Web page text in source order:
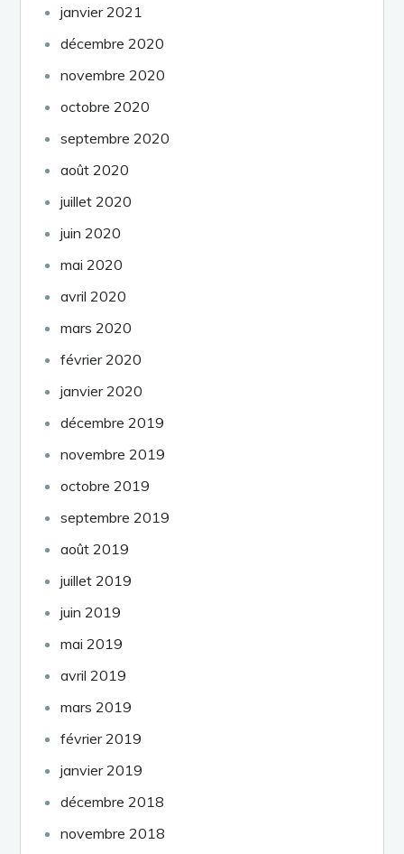
janvier 2021
décembre 2020
novembre 2020
octobre 2020
septembre 2020
août 2020
juillet 2020
juin 2020
mai 2020
avril 2020
mars 2020
février 2020
janvier 2020
décembre 2019
novembre 2019
octobre 2019
septembre 2019
août 2019
juillet 2019
juin 2019
mai 2019
avril 2019
mars 2019
février 2019
janvier 2019
décembre 2018
novembre 2018